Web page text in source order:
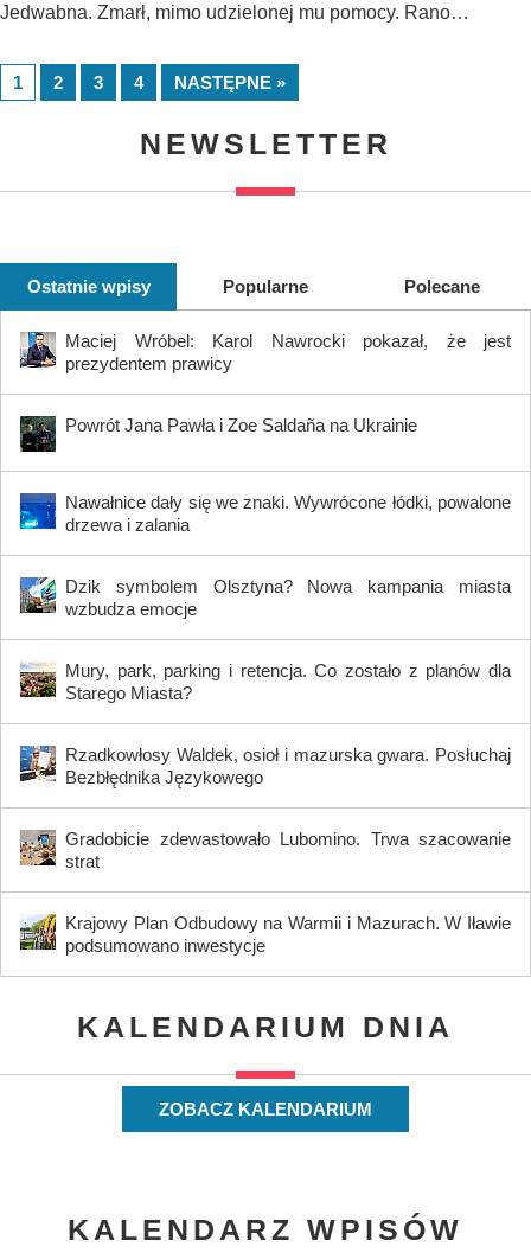
Jedwabna. Zmarł, mimo udzielonej mu pomocy. Rano…
1 2 3 4 NASTĘPNE »
NEWSLETTER
Ostatnie wpisy Popularne Polecane
Maciej Wróbel: Karol Nawrocki pokazał, że jest
prezydentem prawicy
Powrót Jana Pawła i Zoe Saldaña na Ukrainie
Nawałnice dały się we znaki. Wywrócone łódki, powalone
drzewa i zalania
Dzik symbolem Olsztyna? Nowa kampania miasta
wzbudza emocje
Mury, park, parking i retencja. Co zostało z planów dla
Starego Miasta?
Rzadkowłosy Waldek, osioł i mazurska gwara. Posłuchaj
Bezbłędnika Językowego
Gradobicie zdewastowało Lubomino. Trwa szacowanie
strat
Krajowy Plan Odbudowy na Warmii i Mazurach. W Iławie
podsumowano inwestycje
KALENDARIUM DNIA
ZOBACZ KALENDARIUM
KALENDARZ WPISÓW